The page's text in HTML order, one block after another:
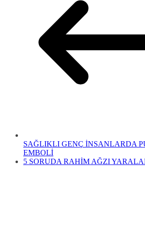
SAĞLIKLI GENÇ İNSANLARDA
EMBOLİ
5 SORUDA RAHİM AĞZI